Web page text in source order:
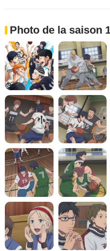
Photo de la saison